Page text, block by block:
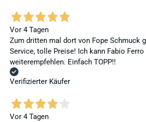
Vor 4 Tagen
Zum dritten mal dort von Fope Schmuck
Service, tolle Preise! Ich kann Fabio Ferro
weiterempfehlen. Einfach TOPP!!
Verifizierter Käufer
Vor 4 Tagen